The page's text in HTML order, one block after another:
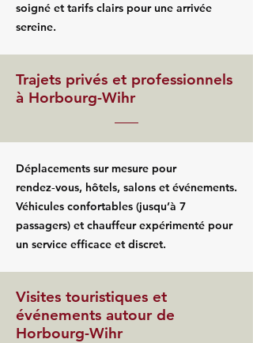
soigné et tarifs clairs pour une arrivée
sereine.
Trajets privés et professionnels
à Horbourg-Wihr
Déplacements sur mesure pour
rendez‑vous, hôtels, salons et événements.
Véhicules confortables (jusqu’à 7
passagers) et chauffeur expérimenté pour
un service efficace et discret.
Visites touristiques et
événements autour de
Horbourg-Wihr